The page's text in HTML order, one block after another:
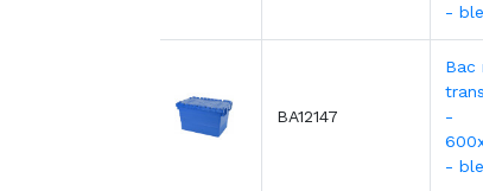
-
BA12147
Bac
-
-